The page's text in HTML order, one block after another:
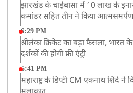
झारखंड के चाईबासा में 10 लाख के
कमांडर सहित तीन ने किया आत्मसमर्पण
6:29 PM
श्रीलंका क्रिकेट का बड़ा फैसला, भारत
दर्शकों की होगी फ्री एंट्री
5:41 PM
महाराष्ट्र के डिप्टी CM एकनाथ शिंदे ने